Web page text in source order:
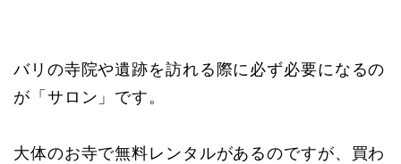
バリの寺院や遺跡を訪れる際に必ず必要になるの
が「サロン」です。
大体のお寺で無料レンタルがあるのですが、買わ